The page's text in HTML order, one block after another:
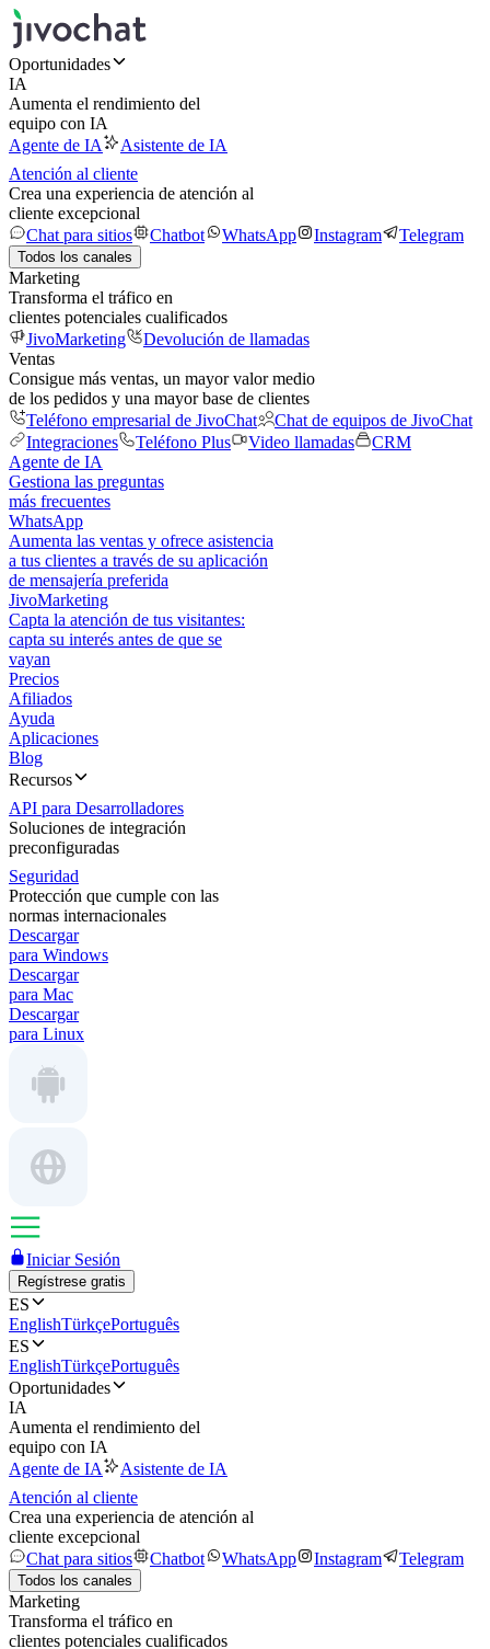
Oportunidades
IA
Aumenta el rendimiento del
equipo con IA
Agente de IA
Asistente de IA
Atención al cliente
Crea una experiencia de atención al
cliente excepcional
Chat para sitios
Chatbot WhatsApp Instagram Telegram
Todos los canales
Marketing
Transforma el tráfico en
clientes potenciales cualificados
JivoMarketing
Devolución de llamadas
Ventas
Consigue más ventas, un mayor valor medio
de los pedidos y una mayor base de clientes
Teléfono empresarial de JivoChat
Chat de equipos de JivoChat
Integraciones
Teléfono Plus Video llamadas
CRM
Agente de IA
Gestiona las preguntas
más frecuentes
WhatsApp
Aumenta las ventas y ofrece asistencia
a tus clientes a través de su aplicación
de mensajería preferida
JivoMarketing
Capta la atención de tus visitantes:
capta su interés antes de que se
vayan
Precios
Afiliados
Ayuda
Aplicaciones
Blog
Recursos
API para Desarrolladores
Soluciones de integración
preconfiguradas
Seguridad
Protección que cumple con las
normas internacionales
Descargar
para Windows
Descargar
para Mac
Descargar
para Linux
Iniciar Sesión
Regístrese gratis
ES
EnglishTürkçePortuguês
ES
EnglishTürkçePortuguês
Oportunidades
IA
Aumenta el rendimiento del
equipo con IA
Agente de IA
Asistente de IA
Atención al cliente
Crea una experiencia de atención al
cliente excepcional
Chat para sitios
Chatbot WhatsApp Instagram Telegram
Todos los canales
Marketing
Transforma el tráfico en
clientes potenciales cualificados